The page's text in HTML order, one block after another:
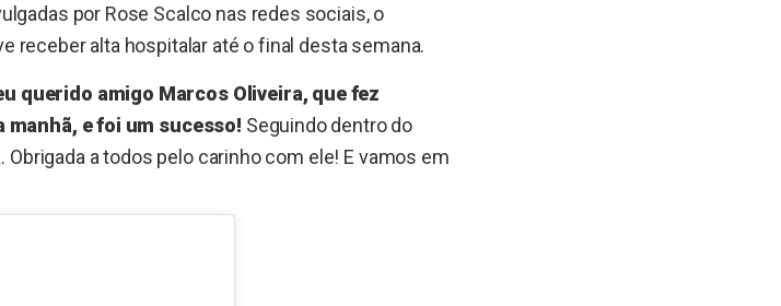
por Rose Scalco nas redes sociais, o
receber alta hospitalar até o final desta semana.
querido amigo Marcos Oliveira, que fez
manhã, e foi um sucesso! Seguindo dentro do
a todos pelo carinho com ele! E vamos em